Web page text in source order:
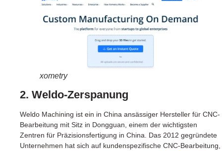
xometry
2. Weldo-Zerspanung
Weldo Machining ist ein in China ansässiger Hersteller für CNC-
Bearbeitung mit Sitz in Dongguan, einem der wichtigsten
Zentren für Präzisionsfertigung in China. Das 2012 gegründete
Unternehmen hat sich auf kundenspezifische CNC-Bearbeitung,